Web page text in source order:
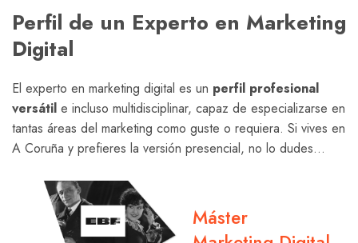
Perfil de un Experto en Marketing
Digital
El experto en marketing digital es un perfil profesional
versátil e incluso multidisciplinar, capaz de especializarse en
tantas áreas del marketing como guste o requiera. Si vives en
A Coruña y prefieres la versión presencial, no lo dudes…
Máster